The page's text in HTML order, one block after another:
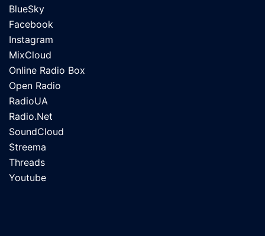
BlueSky
Facebook
Instagram
MixCloud
Online Radio Box
Open Radio
RadioUA
Radio.Net
SoundCloud
Streema
Threads
Youtube